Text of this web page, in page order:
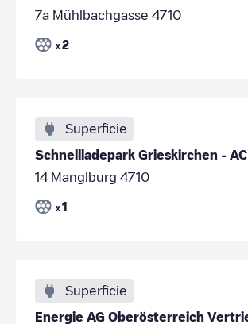
7a Mühlbachgasse 4710
x 2
Superficie
Schnellladepark Grieskirchen - AC
14 Manglburg 4710
x 1
Superficie